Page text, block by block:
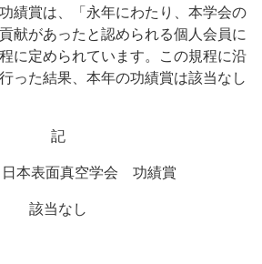
績賞は、「永年にわたり、本学会の
献があったと認められる個人会員に
に定められています。この規程に沿
った結果、本年の功績賞は該当なし
記
本表面真空学会 功績賞
該当なし